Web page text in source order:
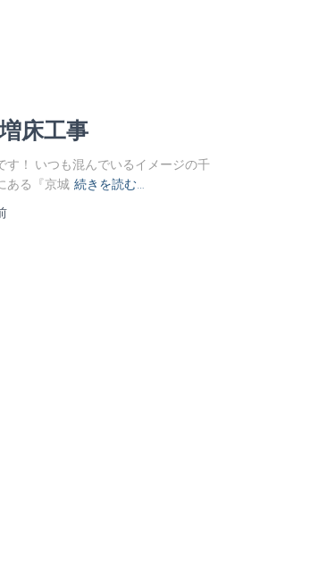
床工事
す！ いつも混んでいるイメージの千
ある『京城 続きを読む…